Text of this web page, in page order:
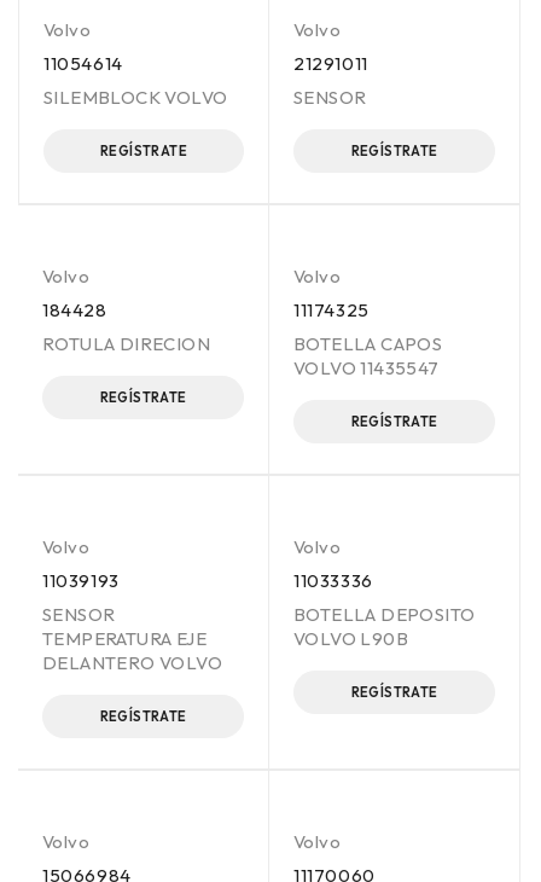
Volvo
11054614
SILEMBLOCK VOLVO
REGÍSTRATE
Volvo
21291011
SENSOR
REGÍSTRATE
Volvo
184428
ROTULA DIRECION
REGÍSTRATE
Volvo
11174325
BOTELLA CAPOS
VOLVO 11435547
REGÍSTRATE
Volvo
11039193
SENSOR
TEMPERATURA EJE
DELANTERO VOLVO
REGÍSTRATE
Volvo
11033336
BOTELLA DEPOSITO
VOLVO L90B
REGÍSTRATE
Volvo
15066984
Volvo
11170060